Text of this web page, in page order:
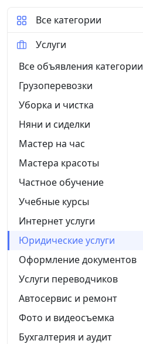
Все категории
Услуги
Все объявления категории
Грузоперевозки
Уборка и чистка
Няни и сиделки
Мастер на час
Мастера красоты
Частное обучение
Учебные курсы
Интернет услуги
Юридические услуги
Оформление документов
Услуги переводчиков
Автосервис и ремонт
Фото и видеосъемка
Бухгалтерия и аудит